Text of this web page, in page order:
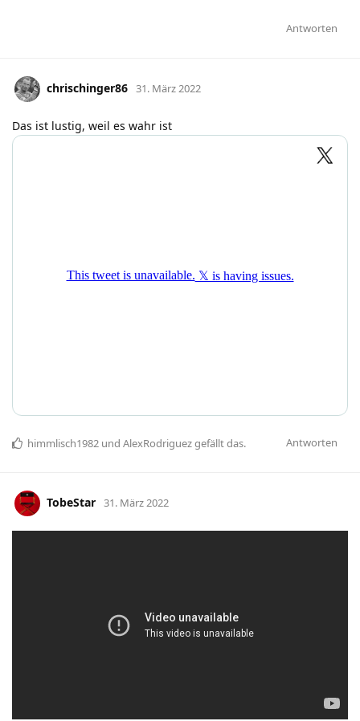
Antworten
chrischinger86 31. März 2022
Das ist lustig, weil es wahr ist
Antworten
himmlisch1982 und AlexRodriguezgefällt das.
TobeStar 31. März 2022